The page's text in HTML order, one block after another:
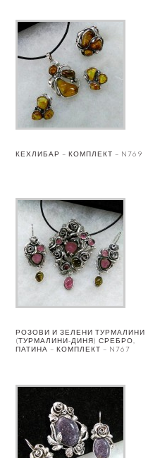
КЕХЛИБАР – КОМПЛЕКТ – N769
РОЗОВИ И ЗЕЛЕНИ ТУРМАЛИНИ
(ТУРМАЛИНИ-ДИНЯ) СРЕБРО,
ПАТИНА – КОМПЛЕКТ – N767